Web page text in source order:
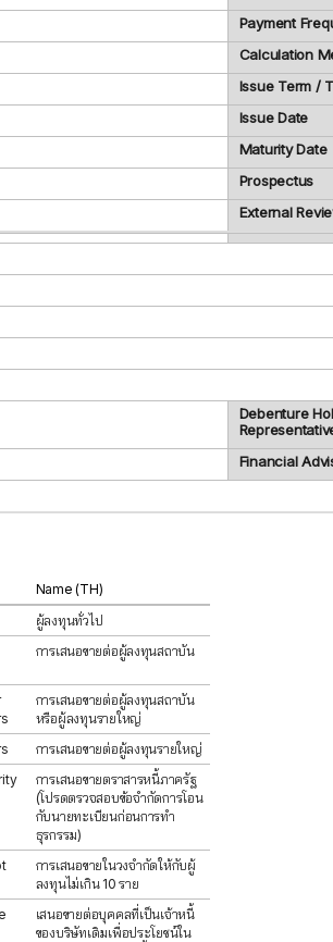
Payment
Calculation
Issue Term /
Issue Date
Maturity Date
Prospectus
External
Debenture
Financial
Name (TH)
ผู้ลงทุนทั่วไป
การเสนอขายต่อผู้ลงทุนสถาบัน
การเสนอขายต่อผู้ลงทุนสถาบัน
หรือผู้ลงทุนรายใหญ่
การเสนอขายต่อผู้ลงทุนรายใหญ่
การเสนอขายตราสารหนี้ภาครัฐ
(โปรดตรวจสอบข้อจำกัดการโอน
กับนายทะเบียนก่อนการทำ
ธุรกรรม)
การเสนอขายในวงจำกัดให้กับผู้
ลงทุนไม่เกิน 10 ราย
เสนอขายต่อบุคคลที่เป็นเจ้าหนี้
ของบริษัทเดิมเพื่อประโยชน์ใน